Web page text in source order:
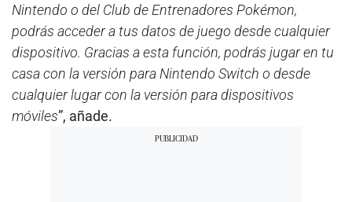
Nintendo o del Club de Entrenadores Pokémon,
podrás acceder a tus datos de juego desde cualquier
dispositivo. Gracias a esta función, podrás jugar en tu
casa con la versión para Nintendo Switch o desde
cualquier lugar con la versión para dispositivos
móviles”, añade.